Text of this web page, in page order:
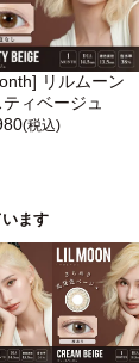
リルムーン
ィベージュ
(税込)
ます